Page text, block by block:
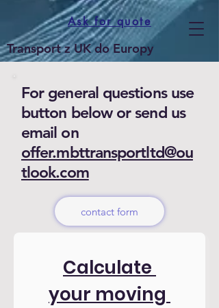
Transport z UK do Europy
Ask for quote
For general questions use
button below or send us
email on
offer.mbttransportltd@ou
tlook.com
contact form
Calculate
your moving